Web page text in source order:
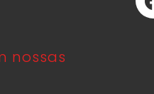
nossas